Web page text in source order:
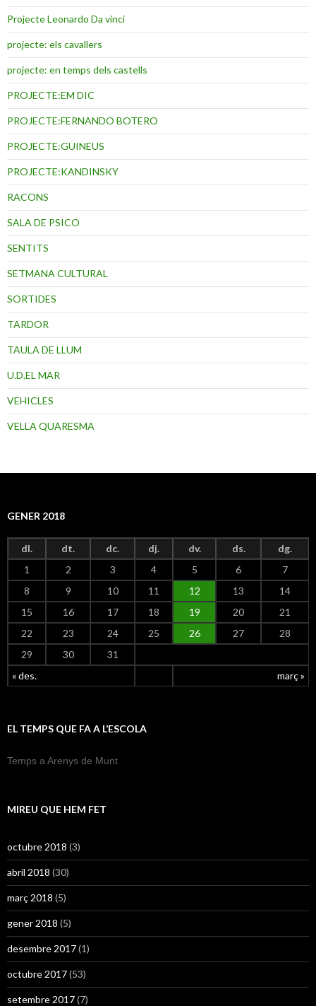
Projecte Leonardo Da vinci
projecte: els cavallers
projecte: en temps dels castells
PROJECTE:EM DIC
PROJECTE:FERNANDO BOTERO
PROJECTE:GUINEUS
PROJECTE:KANDINSKY
RACONS
SALA DE PSICO
SENTITS
SETMANA CULTURAL
SORTIDES
TARDOR
TAULA DE LLUM
U.D.EL MAR
VEHICLES
VELLA QUARESMA
GENER 2018
dl. dt. dc. dj. dv. ds. dg.
« des. març »
1 2 3 4 5 6
7
8
9 10 11 12 13
14
15
16 17 18 19 20
21
22
23 24 25 26 27
28
29
30 31
EL TEMPS QUE FA A L’ESCOLA
Temps a Arenys de Munt
MIREU QUE HEM FET
octubre 2018 (3)
abril 2018 (30)
març 2018 (5)
gener 2018 (5)
desembre 2017(1)
octubre 2017(53)
setembre 2017(7)